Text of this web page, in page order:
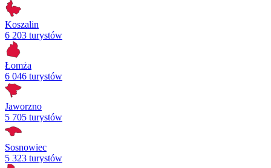
Koszalin
6 203 turystów
Łomża
6 046 turystów
Jaworzno
5 705 turystów
Sosnowiec
5 323 turystów